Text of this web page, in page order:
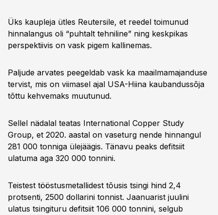
Üks kaupleja ütles Reutersile, et reedel toimunud
hinnalangus oli “puhtalt tehniline” ning keskpikas
perspektiivis on vask pigem kallinemas.
Paljude arvates peegeldab vask ka maailmamajanduse
tervist, mis on viimasel ajal USA-Hiina kaubandussõja
tõttu kehvemaks muutunud.
Sellel nädalal teatas International Copper Study
Group, et 2020. aastal on vaseturg nende hinnangul
281 000 tonniga ülejäägis. Tänavu peaks defitsiit
ulatuma aga 320 000 tonnini.
Teistest tööstusmetallidest tõusis tsingi hind 2,4
protsenti, 2500 dollarini tonnist. Jaanuarist juulini
ulatus tsingituru defitsiit 106 000 tonnini, selgub